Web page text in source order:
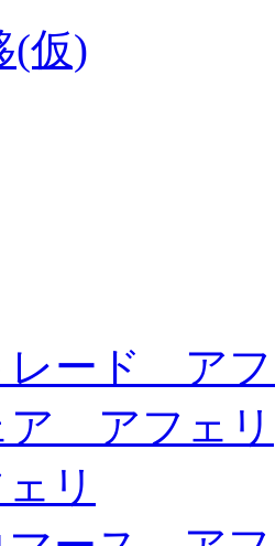
(仮)
レード ア
ア アフェリ
リ